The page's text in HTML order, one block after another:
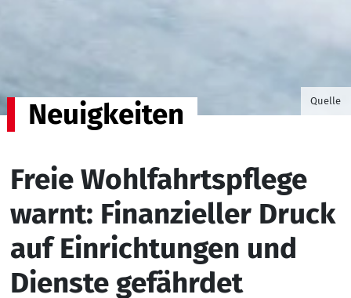
©Foto
Quelle
Neuigkeiten
Freie Wohlfahrtspflege
warnt: Finanzieller Druck
auf Einrichtungen und
Dienste gefährdet